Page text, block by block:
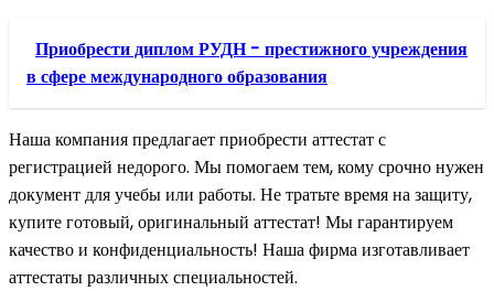
Приобрести диплом РУДН - престижного учреждения
в сфере международного образования
Наша компания предлагает приобрести аттестат с
регистрацией недорого. Мы помогаем тем, кому срочно нужен
документ для учебы или работы. Не тратьте время на защиту,
купите готовый, оригинальный аттестат! Мы гарантируем
качество и конфиденциальность! Наша фирма изготавливает
аттестаты различных специальностей.